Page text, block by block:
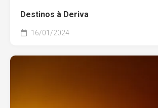
Destinos à Deriva
16/01/2024